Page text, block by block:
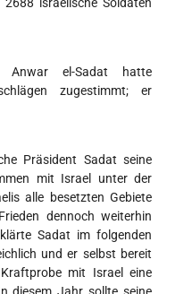
israelische Soldaten
Anwar el-Sadat hatte
zugestimmt; er
Präsident Sadat seine
mit Israel unter der
alle besetzten Gebiete
dennoch weiterhin
Sadat im folgenden
und er selbst bereit
mit Israel eine